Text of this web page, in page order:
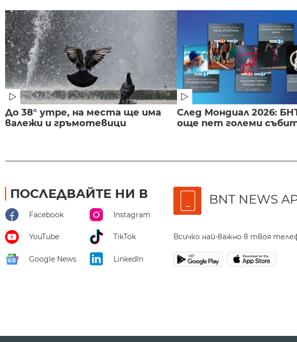
До 38° утре, на места ще има
валежи и гръмотевици
След Мондиал 2026:
още пет големи
ПОСЛЕДВАЙТЕ НИ В
Facebook Instagram
YouTube TikTok
Google News LinkedIn
BNT NEWS
Всичко най-важно в твоя